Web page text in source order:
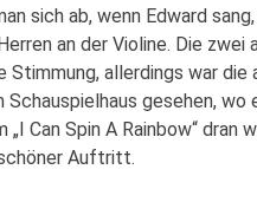
sich ab, wenn Edward
an der Violine. Die zwei
allerdings war
gesehen, wo
Can Spin A Rainbow“ dran
Auftritt.